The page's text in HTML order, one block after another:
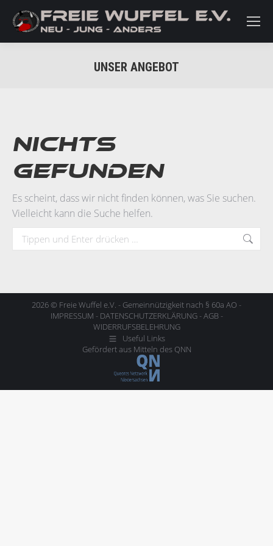
UNSER ANGEBOT
Nichts
gefunden
Es scheint, dass wir nicht finden können, was Sie suchen.
Vielleicht kann die Suche helfen.
Search:
2026 © Freie Wuffel e.V. - Gemeinnützigkeit nach § 60a AO -
IMPRESSUM - DATENSCHUTZERKLÄRUNG-AGB-
WIDERRUFSBELEHRUNG
Useful Links
Gefördert aus Mitteln des QNN